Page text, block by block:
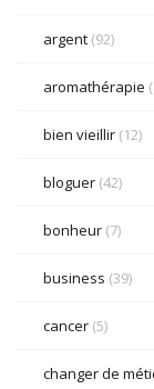
argent (92)
aromathérapie
bien vieillir (12)
bloguer (42)
bonheur (7)
business (39)
cancer (5)
changer de